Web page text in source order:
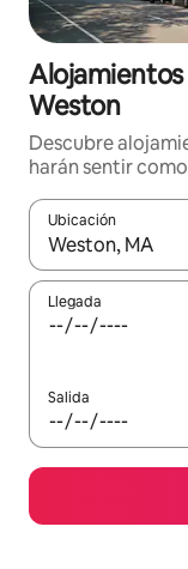
Alojamientos
Weston
Descubre
harán sentir
Ubicación
Cuando los
Llegada
Salida